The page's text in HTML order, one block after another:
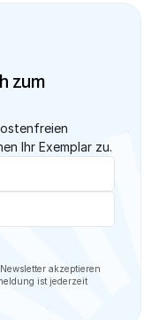
zum
Ihr Exemplar zu.
akzeptieren
ist jederzeit